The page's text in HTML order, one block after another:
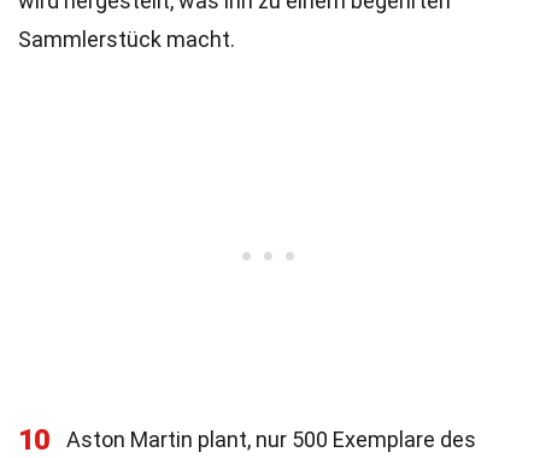
Sammlerstück macht.
10
Aston Martin plant, nur 500 Exemplare des